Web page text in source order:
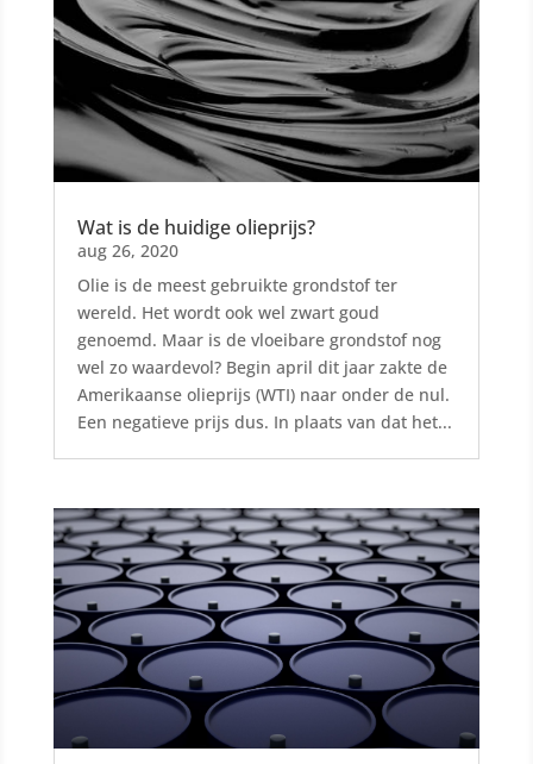
Wat is de huidige olieprijs?
aug 26, 2020
Olie is de meest gebruikte grondstof ter
wereld. Het wordt ook wel zwart goud
genoemd. Maar is de vloeibare grondstof nog
wel zo waardevol? Begin april dit jaar zakte de
Amerikaanse olieprijs (WTI) naar onder de nul.
Een negatieve prijs dus. In plaats van dat het...